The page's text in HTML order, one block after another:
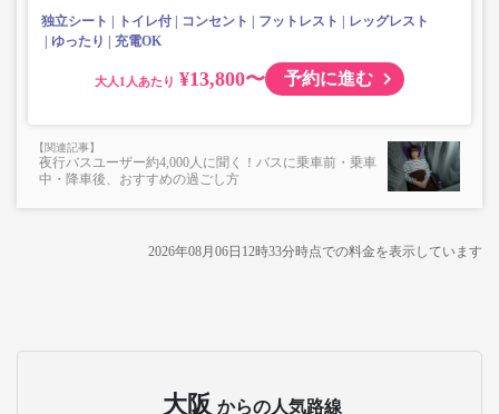
独立シート トイレ付 コンセント フットレスト
レッグレスト
ゆったり
充電OK
大人 ¥13,800〜 予約に進む
夜行バスユーザー約4,000人に聞く！バスに乗車前・乗車
中・降車後、おすすめの過ごし方
2026年08月06日12時33分時点での料金を表示しています
大阪 からの人気路線